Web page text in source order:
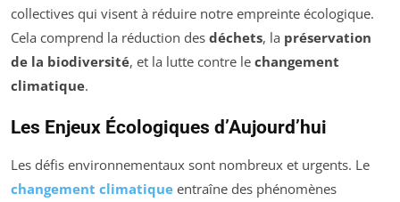
collectives qui visent à réduire notre empreinte écologique.
Cela comprend la réduction des déchets, la préservation
de la biodiversité, et la lutte contre le changement
climatique.
Les Enjeux Écologiques d’Aujourd’hui
Les défis environnementaux sont nombreux et urgents. Le
changement climatique entraîne des phénomènes